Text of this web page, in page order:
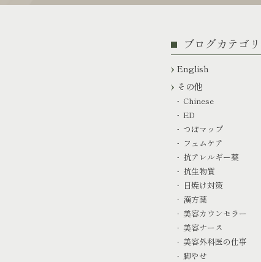
ブログカテゴ
English
その他
Chinese
ED
つぼマップ
フェムケア
抗アレルギー薬
抗生物質
日焼け対策
漢方薬
美容カウンセラー
美容ナース
美容外科医の仕事
脚やせ